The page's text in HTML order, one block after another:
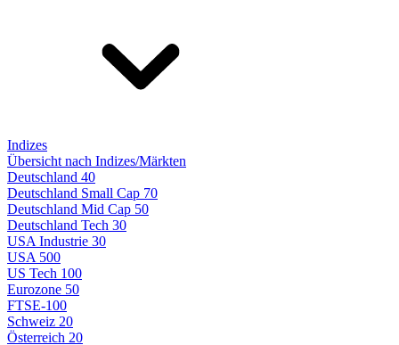
Indizes
Übersicht nach Indizes/Märkten
Deutschland 40
Deutschland Small Cap 70
Deutschland Mid Cap 50
Deutschland Tech 30
USA Industrie 30
USA 500
US Tech 100
Eurozone 50
FTSE-100
Schweiz 20
Österreich 20